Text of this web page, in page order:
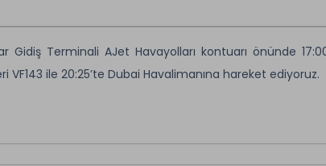
Gidiş Terminali AJet Havayolları kontuarı önünde
VF143 ile 20:25’te Dubai Havalimanına hareket ediyoruz.